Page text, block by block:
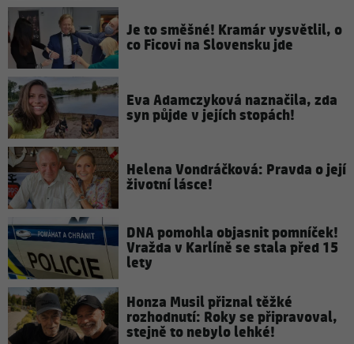
Je to směšné! Kramár vysvětlil, o
co Ficovi na Slovensku jde
Eva Adamczyková naznačila, zda
syn půjde v jejích stopách!
Helena Vondráčková: Pravda o její
životní lásce!
DNA pomohla objasnit pomníček!
Vražda v Karlíně se stala před 15
lety
Honza Musil přiznal těžké
rozhodnutí: Roky se připravoval,
stejně to nebylo lehké!